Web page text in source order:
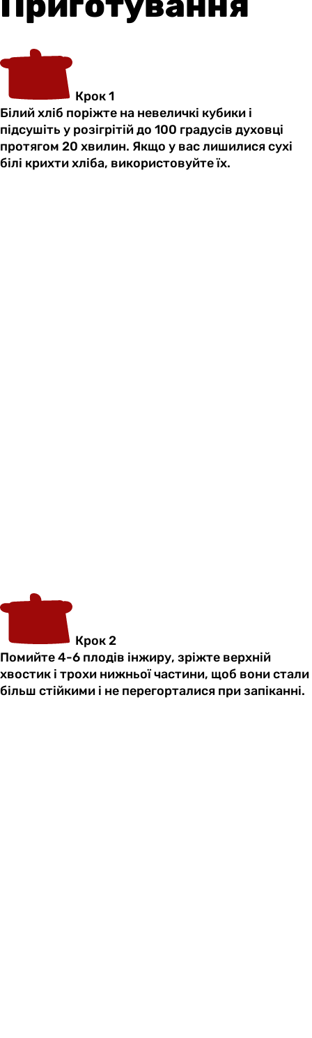
Крок 1
Білий хліб поріжте на невеличкі кубики і
підсушіть у розігрітій до 100 градусів духовці
протягом 20 хвилин. Якщо у вас лишилися сухі
білі крихти хліба, використовуйте їх.
Крок 2
Помийте 4-6 плодів інжиру, зріжте верхній
хвостик і трохи нижньої частини, щоб вони стали
більш стійкими і не перегорталися при запіканні.